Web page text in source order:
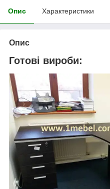
Опис Характеристики
Опис
Готові вироби: